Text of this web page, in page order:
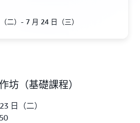
二）- 7 月 24 日（三）
坊（基礎課程）
日（二）